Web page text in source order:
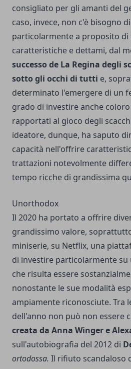
consigliato per gli amanti del
caso, invece, non c'è bisogno
particolarmente a proposito di
caratteristiche e dettami, dal
successo de La Regina degli
sotto gli occhi di tutti e,
determinato l'emergere di un
grado di investire anche
rapportati al gioco degli
ideatore, dunque, ha saputo
capacità nell'offrire
trattazioni notevolmente
tempo ricche di grandissima
Unorthodox
Il 2020 ha portato a offrire
grandissimo valore,
miniserie, su Netflix, una
di investire particolarmente
che risulta essere
nonostante le sue modalità
ampiamente riconosciute. Tra
dell'anno non può non essere
creata da Anna Winger e
sull'autobiografia del 2012 di
ortodossa. Il rifiuto scandaloso